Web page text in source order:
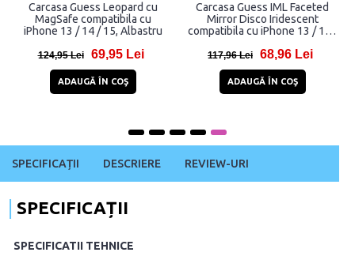
Carcasa Guess Leopard cu
MagSafe compatibila cu
iPhone 13 / 14 / 15, Albastru
124,95 Lei 69,95 Lei
ADAUGĂ ÎN COŞ
Carcasa Guess IML Faceted
Mirror Disco Iridescent
compatibila cu iPhone 13 / 14 /
117,96 Lei 68,96 Lei
ADAUGĂ ÎN COŞ
SPECIFICAȚII DESCRIERE REVIEW-URI
SPECIFICAȚII
SPECIFICATII TEHNICE